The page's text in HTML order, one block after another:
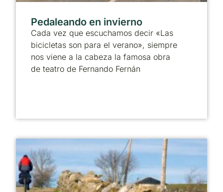
Pedaleando en invierno
Cada vez que escuchamos decir «Las
bicicletas son para el verano», siempre
nos viene a la cabeza la famosa obra
de teatro de Fernando Fernán